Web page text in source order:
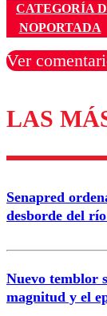
CATEGORÍA
NOPORTADA
Ver
Los
Correo
LAS
Senapred
desborde del
Nuevo temblor
magnitud y el